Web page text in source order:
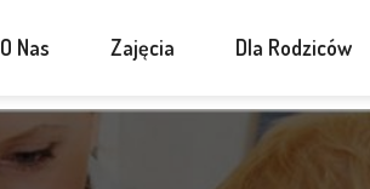
O Nas Zajęcia Dla Rodziców